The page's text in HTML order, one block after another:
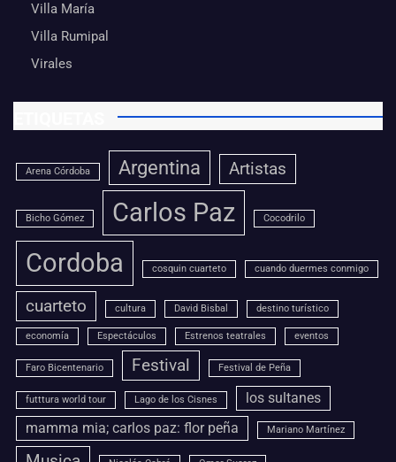
Villa María
Villa Rumipal
Virales
Arena Córdoba Argentina Artistas
Bicho Gómez Carlos Paz Cocodrilo
Cordoba cosquin cuarteto cuando duermes conmigo
cuarteto cultura David Bisbal destino turístico
economía Espectáculos Estrenos teatrales eventos
Faro Bicentenario Festival Festival de Peña
futttura world tour Lago de los Cisnes
los sultanes
mamma mia; carlos paz: flor peña
Mariano Martínez